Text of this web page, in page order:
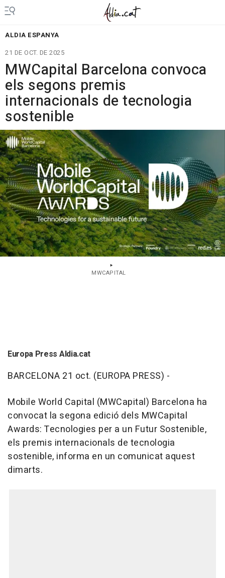
ALDIA ESPANYA
21 DE OCT. DE 2025
MWCapital Barcelona convoca
els segons premis
internacionals de tecnologia
sostenible
MWCAPITAL
Europa Press Aldia.cat
BARCELONA 21 oct. (EUROPA PRESS) -
Mobile World Capital (MWCapital) Barcelona ha
convocat la segona edició dels MWCapital
Awards: Tecnologies per a un Futur Sostenible,
els premis internacionals de tecnologia
sostenible, informa en un comunicat aquest
dimarts.